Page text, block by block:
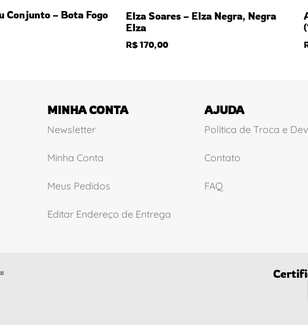
Conjunto – Bota Fogo
Elza Soares – Elza Negra, Negra
Elza
R$170,00
MINHA CONTA
Newsletter
Minha Conta
Meus Pedidos
Editar Endereço de Entrega
AJUDA
Política de Troca e
Contato
FAQ